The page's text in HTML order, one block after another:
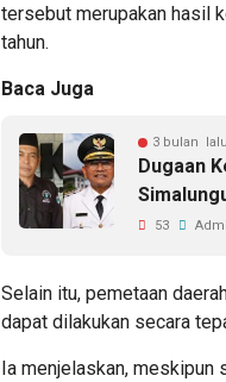
tersebut merupakan hasil
tahun.
Baca Juga
3 bulan lalu
Dugaan
53
Selain itu, pemetaan
dapat dilakukan secara
Ia menjelaskan,